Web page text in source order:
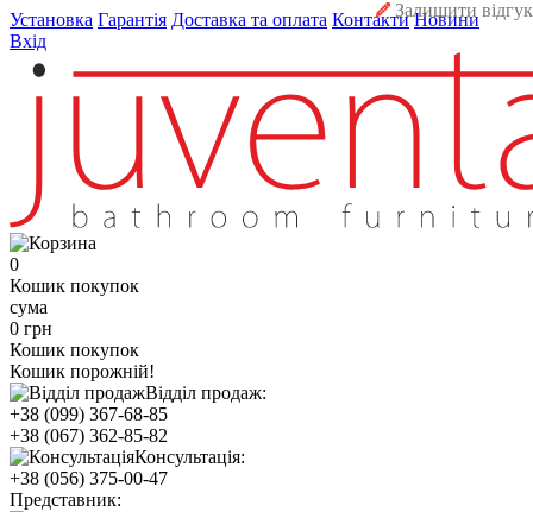
Установка Гарантія Доставка та оплата Контакти Новини
Вхід
0
Кошик покупок
сума
0 грн
Кошик покупок
Кошик порожній!
Відділ продаж:
+38 (099) 367-68-85
+38 (067) 362-85-82
Консультація:
+38 (056) 375-00-47
Представник:
Залишити відгук